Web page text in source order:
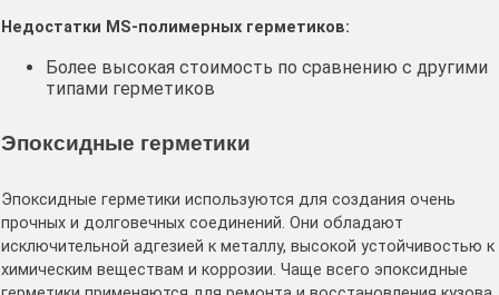
Недостатки MS-полимерных герметиков:
Более высокая стоимость по сравнению с другими
типами герметиков
Эпоксидные герметики
Эпоксидные герметики используются для создания очень
прочных и долговечных соединений․ Они обладают
исключительной адгезией к металлу, высокой устойчивостью к
химическим веществам и коррозии․ Чаще всего эпоксидные